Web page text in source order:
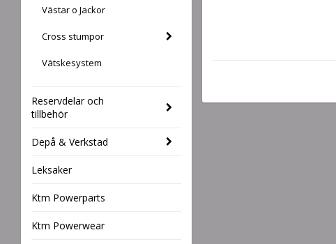
Västar o Jackor
Cross stumpor
Vätskesystem
Reservdelar och
tillbehör
Depå & Verkstad
Leksaker
Ktm Powerparts
Ktm Powerwear